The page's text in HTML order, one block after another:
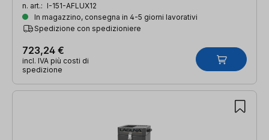
n. art.: I-151-AFLUX12
In magazzino, consegna in 4-5 giorni lavorativi
Spedizione con spedizioniere
723,24 €
incl. IVA più costi di
spedizione